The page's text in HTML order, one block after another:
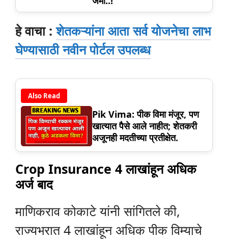
हे वाचा :शेतकऱ्यांना आता सर्व योजनेचा लाभ
घेण्यासाठी नवीन पोर्टल उपलब्ध
Also Read
Pik Vima: पीक विमा मंजूर, पण
खात्यात पैसे आले नाहीत; शेतकरी
अजूनही मदतीच्या प्रतीक्षेत.
Crop Insurance 4 लाखांहून अधिक
अर्ज बाद
माणिकराव कोकाटे यांनी सांगितले की,
राज्यभरात 4 लाखांहून अधिक पीक विम्याचे